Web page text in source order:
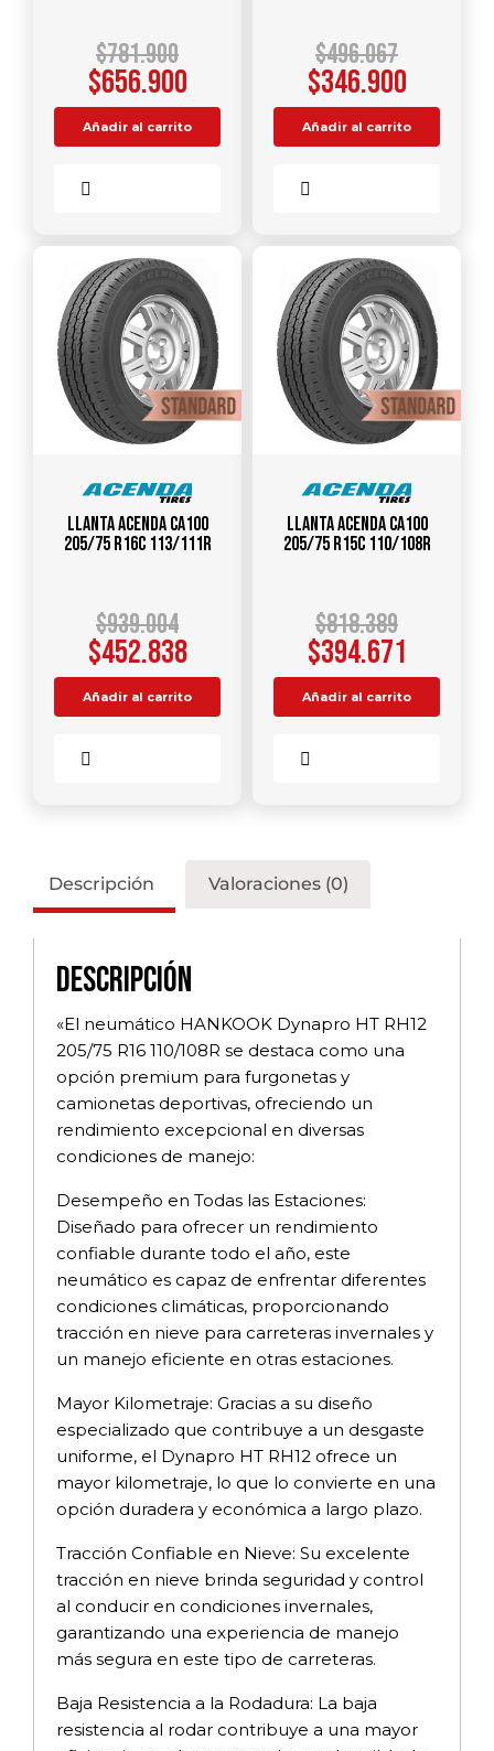
$781.900
$656.900
Añadir al carrito
$496.067
$346.900
Añadir al carrito
Llanta ACENDA CA100
205/75 R16C 113/111R
$939.004
$452.838
Añadir al carrito
Llanta ACENDA CA100
205/75 R15C 110/108R
$818.389
$394.671
Añadir al carrito
Descripción Valoraciones (0)
Descripción
«El neumático HANKOOK Dynapro HT RH12
205/75 R16 110/108R se destaca como una
opción premium para furgonetas y
camionetas deportivas, ofreciendo un
rendimiento excepcional en diversas
condiciones de manejo:
Desempeño en Todas las Estaciones:
Diseñado para ofrecer un rendimiento
confiable durante todo el año, este
neumático es capaz de enfrentar diferentes
condiciones climáticas, proporcionando
tracción en nieve para carreteras invernales y
un manejo eficiente en otras estaciones.
Mayor Kilometraje: Gracias a su diseño
especializado que contribuye a un desgaste
uniforme, el Dynapro HT RH12 ofrece un
mayor kilometraje, lo que lo convierte en una
opción duradera y económica a largo plazo.
Tracción Confiable en Nieve: Su excelente
tracción en nieve brinda seguridad y control
al conducir en condiciones invernales,
garantizando una experiencia de manejo
más segura en este tipo de carreteras.
Baja Resistencia a la Rodadura: La baja
resistencia al rodar contribuye a una mayor